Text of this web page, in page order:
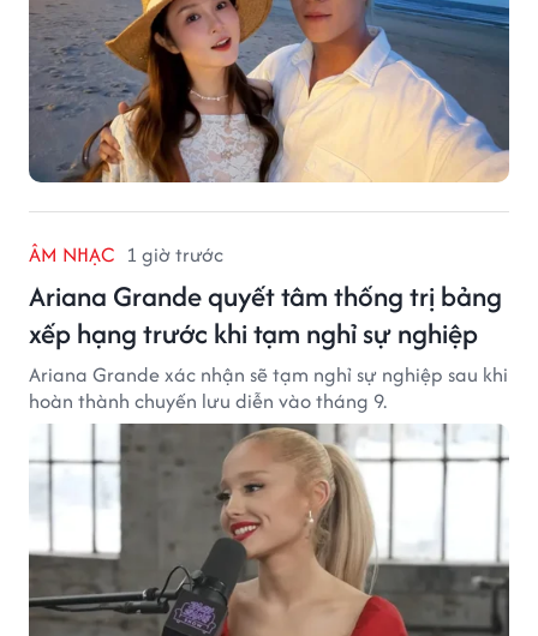
ÂM NHẠC 1 giờ trước
Ariana Grande quyết tâm thống trị bảng
xếp hạng trước khi tạm nghỉ sự nghiệp
Ariana Grande xác nhận sẽ tạm nghỉ sự nghiệp sau khi
hoàn thành chuyến lưu diễn vào tháng 9.